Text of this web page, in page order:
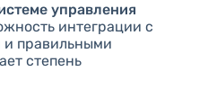
управления
интеграции с
и правильными
степень